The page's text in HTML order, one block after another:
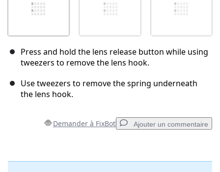
Press and hold the lens release button while using
tweezers to remove the lens hook.
Use tweezers to remove the spring underneath
the lens hook.
Demander à FixBot Ajouter un commentaire